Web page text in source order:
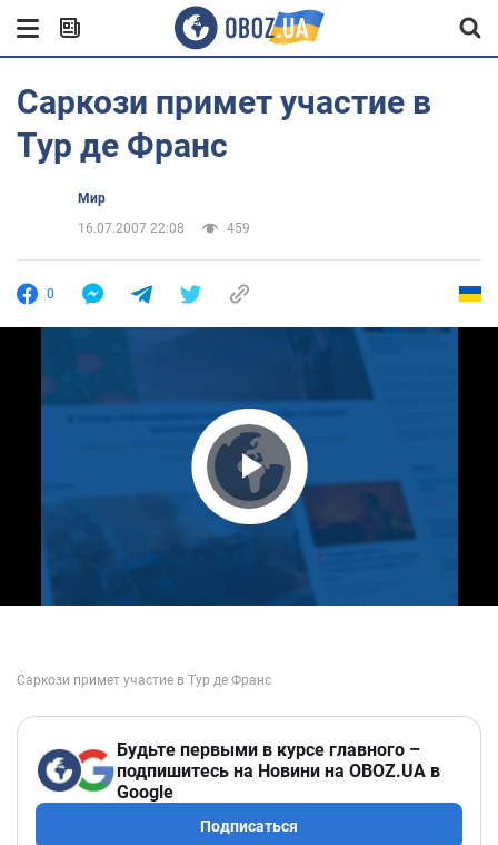
Саркози примет участие в
Тур де Франс
Мир
16.07.2007 22:08
459
0
Play Video
Будьте первыми в курсе главного –
подпишитесь на Новини на OBOZ.UA в
Google
Подписаться